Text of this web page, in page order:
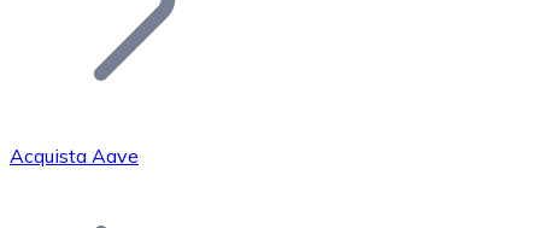
Acquista Aave